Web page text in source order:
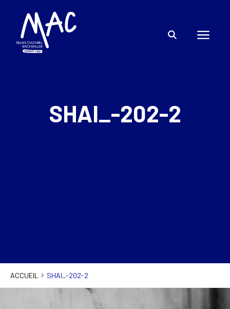
SHAI_-202-2
ACCUEIL SHAI_-202-2